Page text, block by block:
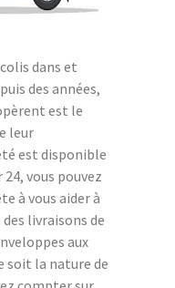
colis dans et
des années,
est le
leur
est disponible
24, vous pouvez
à vous aider à
livraisons de
aux
soit la nature de